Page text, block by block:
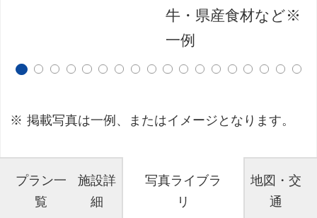
牛・県産食材など※
一例
掲載写真は一例、またはイメージとなります。
プラン一
覧
施設詳
細
写真ライブラ
リ
地図・交
通